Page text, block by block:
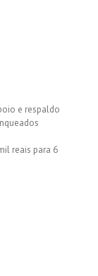
e respaldo
reais para 6